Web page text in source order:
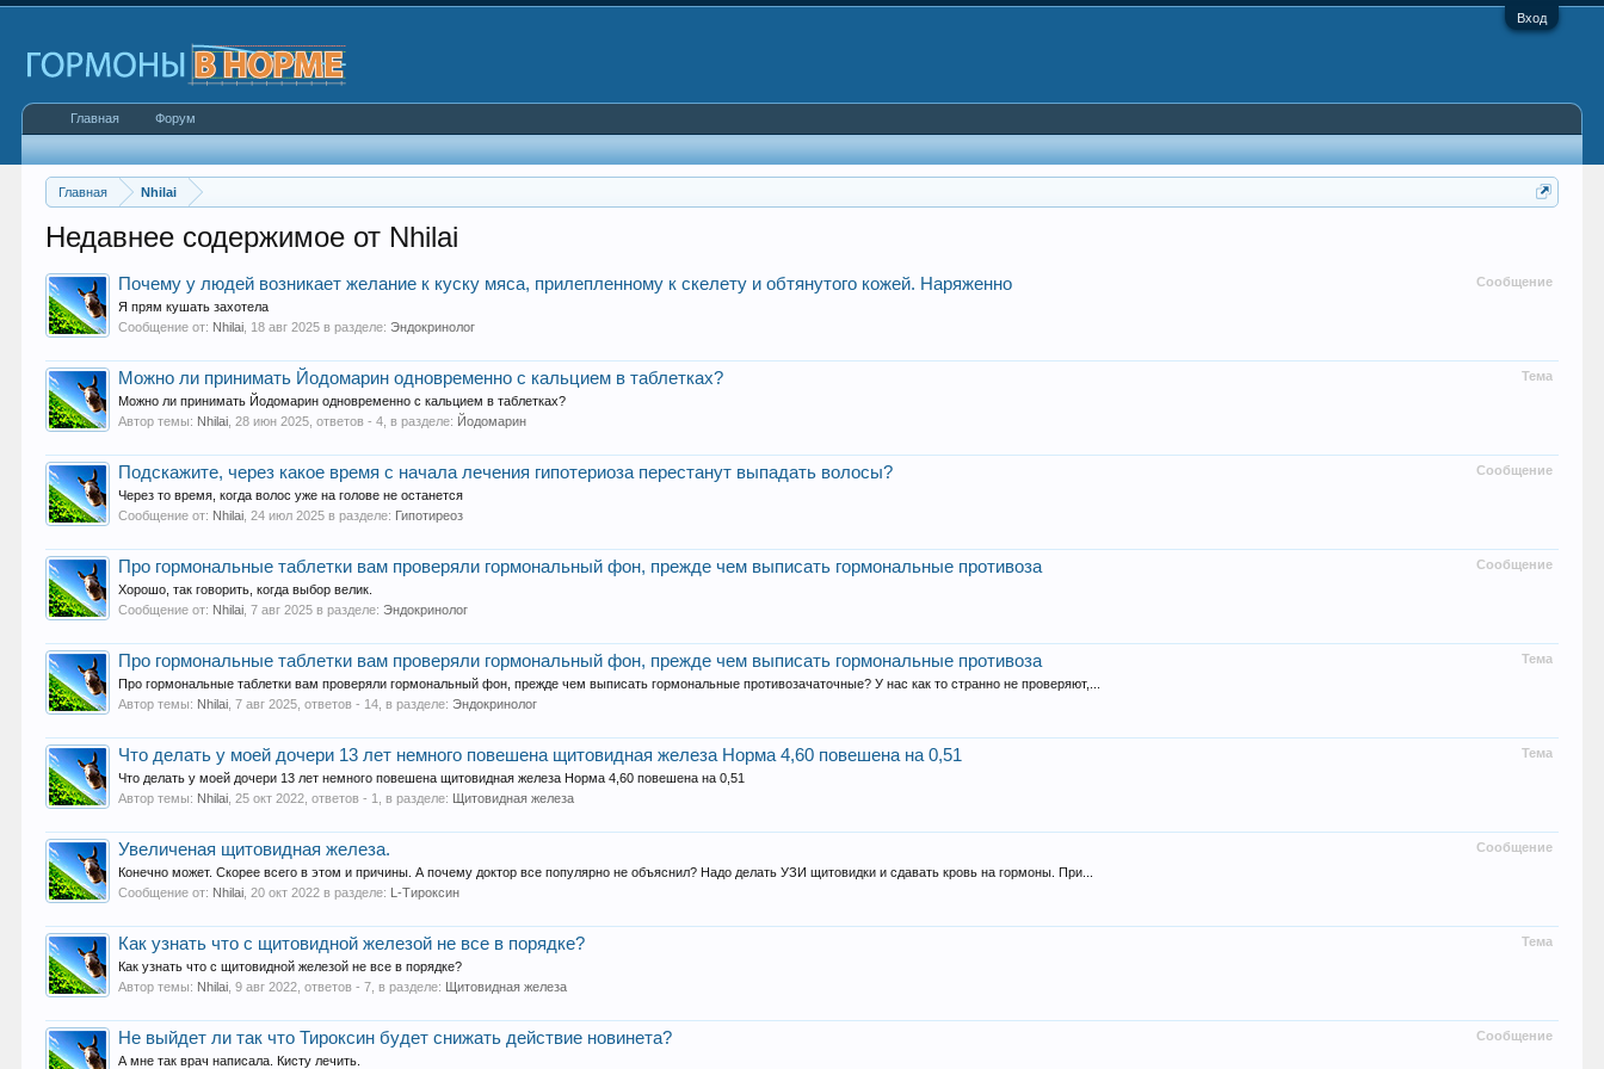
Вход
Главная Nhilai
Недавнее содержимое от Nhilai
Сообщение
Почему у людей возникает желание к куску мяса, прилепленному к скелету и обтянутого кожей. Наряженно
Я прям кушать захотела
Сообщение от: Nhilai 18 авг 2025 в разделе:Эндокринолог
Тема
Можно ли принимать Йодомарин одновременно с кальцием в таблетках?
Можно ли принимать Йодомарин одновременно с кальцием в таблетках?
Автор темы: Nhilai ,28 июн 2025 , ответов - 4, в разделе: Йодомарин
Сообщение
Подскажите, через какое время с начала лечения гипотериоза перестанут выпадать волосы?
Через то время, когда волос уже на голове не останется
Сообщение от: Nhilai ,24 июл 2025 в разделе: Гипотиреоз
Сообщение
Про гормональные таблетки вам проверяли гормональный фон, прежде чем выписать гормональные противоза
Хорошо, так говорить, когда выбор велик.
Сообщение от: Nhilai ,7 авг 2025 в разделе:Эндокринолог
Тема
Про гормональные таблетки вам проверяли гормональный фон, прежде чем выписать гормональные противоза
Про гормональные таблетки вам проверяли гормональный фон, прежде чем выписать гормональные противозачаточные? У нас как то странно не проверяют,...
Автор темы: Nhilai ,7 авг 2025 , ответов - 14, в разделе:Эндокринолог
Тема
Что делать у моей дочери 13 лет немного повешена щитовидная железа Норма 4,60 повешена на 0,51
Что делать у моей дочери 13 лет немного повешена щитовидная железа Норма 4,60 повешена на 0,51
Автор темы: Nhilai ,25 окт 2022 , ответов - 1, в разделе: Щитовидная железа
Сообщение
Увеличеная щитовидная железа.
Конечно может. Скорее всего в этом и причины. А почему доктор все популярно не объяснил? Надо делать УЗИ щитовидки и сдавать кровь на гормоны. При...
Сообщение от: Nhilai ,20 окт 2022 в разделе: L-Тироксин
Тема
Как узнать что с щитовидной железой не все в порядке?
Как узнать что с щитовидной железой не все в порядке?
Автор темы: Nhilai ,9 авг 2022 , ответов - 7, в разделе: Щитовидная железа
Сообщение
Не выйдет ли так что Тироксин будет снижать действие новинета?
А мне так врач написала. Кисту лечить.
Главная Форум